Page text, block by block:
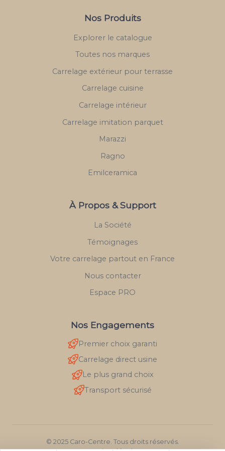
Nos Produits
Explorer le catalogue
Toutes nos marques
Carrelage extérieur pour terrasse
Carrelage cuisine
Carrelage intérieur
Carrelage imitation parquet
Marazzi
Ragno
Emilceramica
À Propos & Support
La Société
Témoignages
Votre carrelage partout en France
Nous contacter
Espace PRO
Nos Engagements
Premier choix garanti
Carrelage direct usine
Le plus grand choix
Transport sécurisé
© 2025 Caro-Centre. Tous droits réservés.